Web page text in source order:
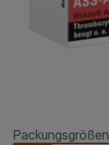
Packungsgrößen